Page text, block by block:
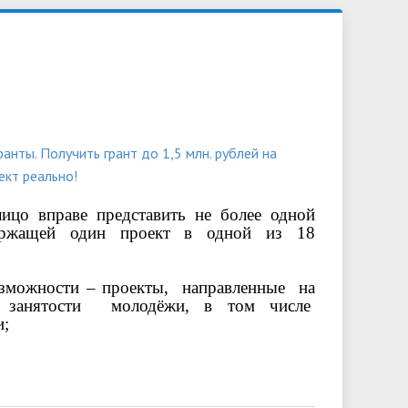
Библиотека
обучающихся
Получить грант до 1,5 млн. рублей на
реально!
вправе представить не более одной
один проект в одной из 18
– проекты, направленные на
занятости молодёжи, в том числе